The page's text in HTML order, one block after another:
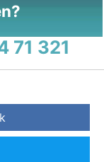
71 321